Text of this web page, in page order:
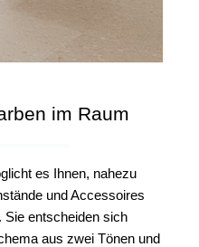
im Raum
es Ihnen, nahezu
und Accessoires
entscheiden sich
aus zwei Tönen und